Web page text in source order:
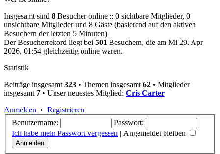
Insgesamt sind 8 Besucher online :: 0 sichtbare Mitglieder, 0
unsichtbare Mitglieder und 8 Gäste (basierend auf den aktiven
Besuchern der letzten 5 Minuten)
Der Besucherrekord liegt bei 501 Besuchern, die am Mi 29. Apr
2026, 01:54 gleichzeitig online waren.
Statistik
Beiträge insgesamt 323 • Themen insgesamt 62 • Mitglieder
insgesamt 7 • Unser neuestes Mitglied: Cris Carter
Anmelden • Registrieren
Benutzername:
Passwort:
Ich habe mein Passwort vergessen | Angemeldet bleiben